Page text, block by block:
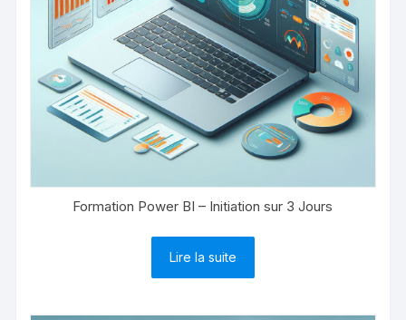
Formation Power BI – Initiation sur 3 Jours
Lire la suite